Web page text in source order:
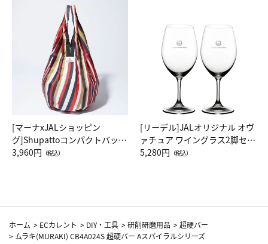
[マーナxJALショッピン
グ]Shupattoコンパクトバッグ
Drop JAL客室乗務員（LC）ス
3,960円 （税込）
[リーデル]JALオリジナル オヴ
ァチュア ワイングラス2脚セッ
ト（レッドワイン）
5,280円 （税込）
ホーム > ECカレント > DIY・工具 >研削研磨用品 >超硬バー
> ムラキ(MURAKI) CB4A024S 超硬バー Aスパイラルシリーズ